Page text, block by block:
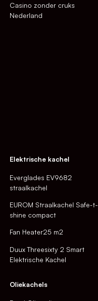
Casino zonder cruks
Nederland
Elektrische kachel
Everglades EV9682
straalkachel
EUROM Straalkachel Safe-t-
shine compact
Fan Heater25 m2
Duux Threesixty 2 Smart
Elektrische Kachel
Oliekachels